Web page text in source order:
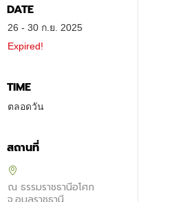
DATE
26 - 30 ก.ย. 2025
Expired!
TIME
ตลอดวัน
สถานที่
ณ ธรรมราชธานีอโศก